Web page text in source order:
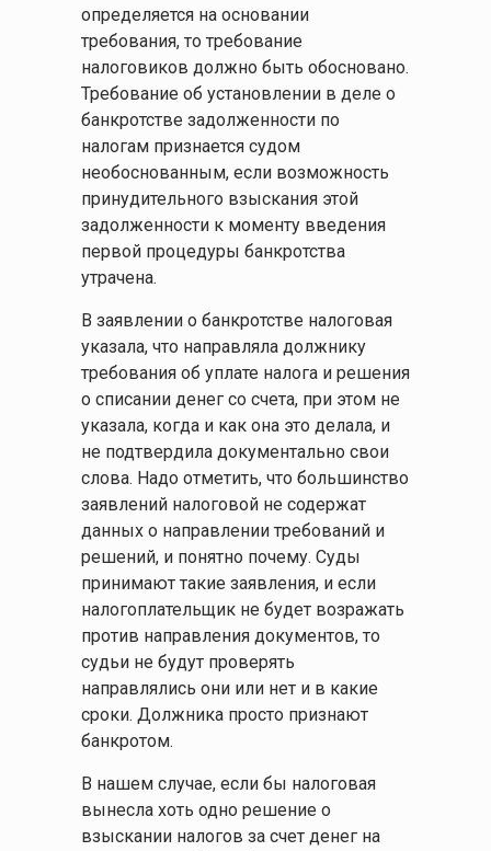
определяется на основании
требования, то требование
налоговиков должно быть обосновано.
Требование об установлении в деле о
банкротстве задолженности по
налогам признается судом
необоснованным, если возможность
принудительного взыскания этой
задолженности к моменту введения
первой процедуры банкротства
утрачена.
В заявлении о банкротстве налоговая
указала, что направляла должнику
требования об уплате налога и решения
о списании денег со счета, при этом не
указала, когда и как она это делала, и
не подтвердила документально свои
слова. Надо отметить, что большинство
заявлений налоговой не содержат
данных о направлении требований и
решений, и понятно почему. Суды
принимают такие заявления, и если
налогоплательщик не будет возражать
против направления документов, то
судьи не будут проверять
направлялись они или нет и в какие
сроки. Должника просто признают
банкротом.
В нашем случае, если бы налоговая
вынесла хоть одно решение о
взыскании налогов за счет денег на